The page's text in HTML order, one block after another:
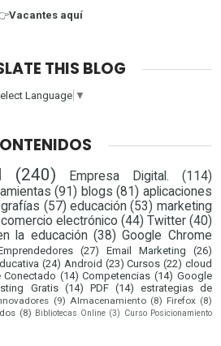
Vacantes aquí
THIS BLOG
Language ▼
(240) Empresa Digital.
(114)
(91) blogs (81) aplicaciones
(57) educación (53) marketing
comercio electrónico (44) Twitter (40)
la educación (38) Google Chrome
(27) Email Marketing
(26)
(24) Android (23) Cursos (22) cloud
Conectado (14) Competencias (14) Google
Gratis (14) PDF (14) estrategias de
(9) Almacenamiento (8) Firefox (8)
(8) Bibliotecas Online (3) Curso Posicionamiento